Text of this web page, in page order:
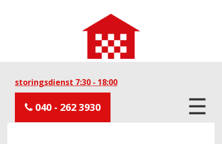
storingsdienst 7:30 - 18:00
040 - 262 3930 ☰